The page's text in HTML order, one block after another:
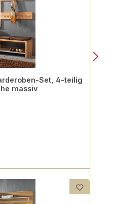
Set, 4-teilig
massiv